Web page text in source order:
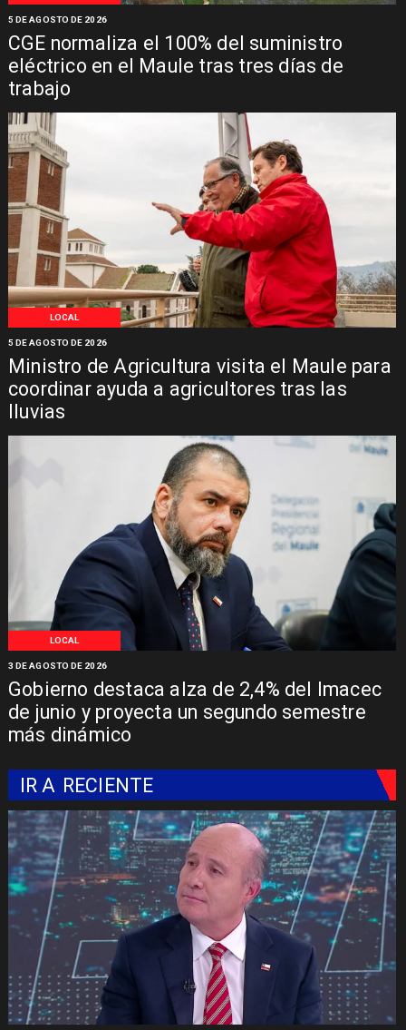
CGE normaliza el 100% del suministro
eléctrico en el Maule tras tres días de
trabajo
5 DE AGOSTO DE 2026
LOCAL
Ministro de Agricultura visita el Maule para
coordinar ayuda a agricultores tras las
lluvias
5 DE AGOSTO DE 2026
LOCAL
Gobierno destaca alza de 2,4% del Imacec
de junio y proyecta un segundo semestre
más dinámico
3 DE AGOSTO DE 2026
IR A RECIENTE